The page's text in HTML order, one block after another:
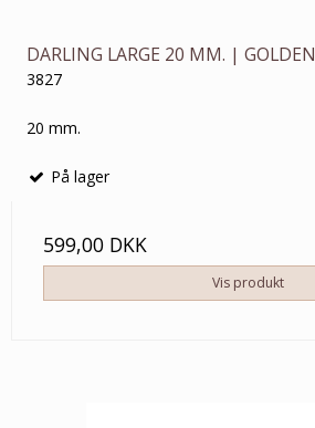
DARLING LARGE 20 MM. | GOLDEN
3827
20 mm.
På lager
599,00 DKK
Vis produkt